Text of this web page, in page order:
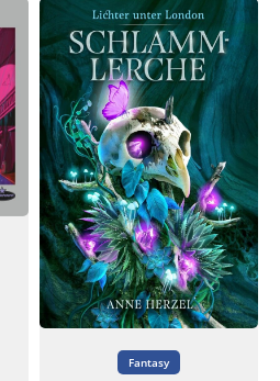
Fantasy